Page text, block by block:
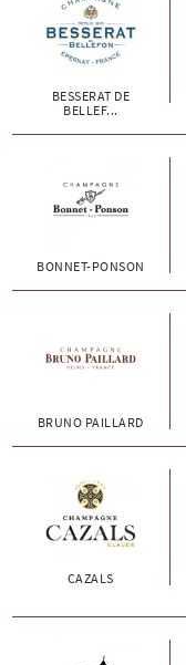
BESSERAT DE
BELLEF...
BONNET-PONSON
BRUNO PAILLARD
CAZALS